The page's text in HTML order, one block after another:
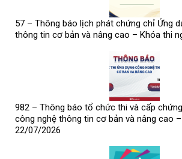
57 – Thông báo lịch phát chứng chỉ Ứng
thông tin cơ bản và nâng cao – Khóa thi
982 – Thông báo tổ chức thi và cấp
công nghệ thông tin cơ bản và nâng cao
22/07/2026